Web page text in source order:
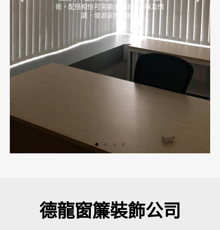
術，配搭相怡可突顯出屋主的品味及情
調，增添家的溫暖。
德龍窗簾裝飾公司